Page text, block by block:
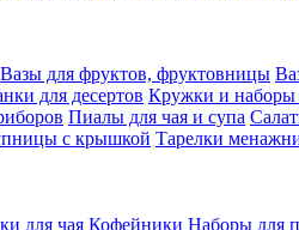
Вазы для фруктов, фруктовницы
для десертов Кружки и наборы
Пиалы для чая и супа
с крышкой Тарелки
для чая Кофейники Наборы для